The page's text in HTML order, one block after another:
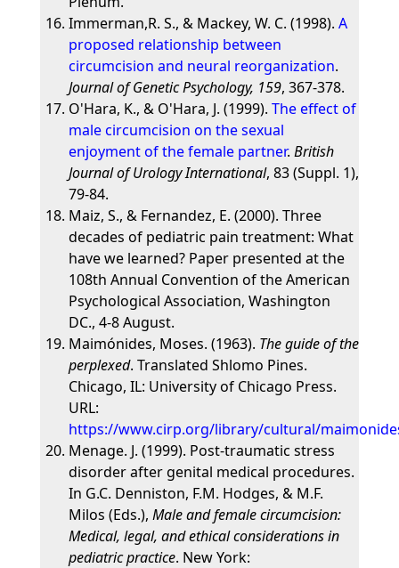
Immerman,R. S., & Mackey, W. C. (1998). A
proposed relationship between
circumcision and neural reorganization.
Journal of Genetic Psychology, 159, 367-378.
O'Hara, K., & O'Hara, J. (1999). The effect of
male circumcision on the sexual
enjoyment of the female partner. British
Journal of Urology International, 83 (Suppl. 1),
79-84.
Maiz, S., & Fernandez, E. (2000). Three
decades of pediatric pain treatment: What
have we learned? Paper presented at the
108th Annual Convention of the American
Psychological Association, Washington
DC., 4-8 August.
Maimónides, Moses. (1963). The guide of the
perplexed. Translated Shlomo Pines.
Chicago, IL: University of Chicago Press.
URL:
https://www.cirp.org/library/cultural/
Menage. J. (1999). Post-traumatic stress
disorder after genital medical procedures.
In G.C. Denniston, F.M. Hodges, & M.F.
Milos (Eds.), Male and female circumcision:
Medical, legal, and ethical considerations in
pediatric practice. New York: